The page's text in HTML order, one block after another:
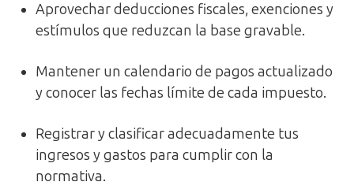
Aprovechar deducciones fiscales, exenciones y
estímulos que reduzcan la base gravable.
Mantener un calendario de pagos actualizado
y conocer las fechas límite de cada impuesto.
Registrar y clasificar adecuadamente tus
ingresos y gastos para cumplir con la
normativa.